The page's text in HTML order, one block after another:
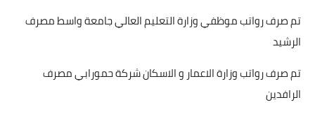
تم صرف رواتب موظفي وزارة التعليم العالي جامعة واسط مصرف
الرشيد
تم صرف رواتب وزارة الاعمار و الاسكان شركة حمورابي مصرف
الرافدين